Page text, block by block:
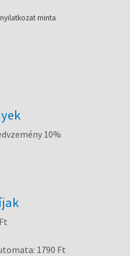
minta
10%
1790 Ft